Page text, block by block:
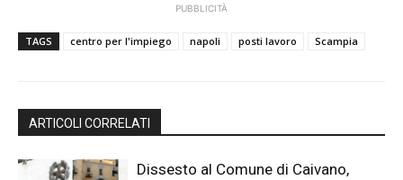
PUBBLICITÀ
TAGS centro per l'impiego napoli posti lavoro Scampia
ARTICOLI CORRELATI
Dissesto al Comune di Caivano,